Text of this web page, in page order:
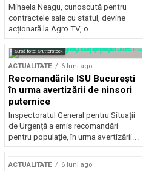
Mihaela Neagu, cunoscută pentru
contractele sale cu statul, devine
acționară la Agro TV, o...
Sursă foto: Shutterstock
ACTUALITATE 6 luni ago
Recomandările ISU București
în urma avertizării de ninsori
puternice
Inspectoratul General pentru Situații
de Urgență a emis recomandări
pentru populație, în urma avertizării...
ACTUALITATE 6 luni ago